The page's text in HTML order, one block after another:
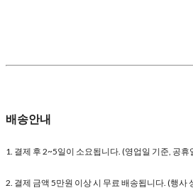
배송안내
1. 결제 후 2~5일이 소요됩니다. (영업일 기준, 공휴
2. 결제 금액 5만원 이상 시 무료 배송됩니다. (행사